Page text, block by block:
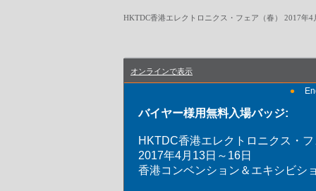
HKTDC香港エレクトロニクス・フェア（春） 2017年4
オンラインで表示
•
バイヤー様用無料入場バッジ:
HKTDC香港エレクトロニクス・
2017年4月13日～16日
香港コンベンション＆エキシビシ